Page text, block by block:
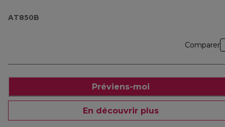
AT850B
Comparer
Préviens-moi
En découvrir plus